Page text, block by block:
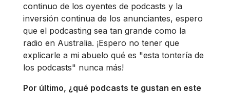
continuo de los oyentes de podcasts y la
inversión continua de los anunciantes, espero
que el podcasting sea tan grande como la
radio en Australia. ¡Espero no tener que
explicarle a mi abuelo qué es "esta tontería de
los podcasts" nunca más!
Por último, ¿qué podcasts te gustan en este